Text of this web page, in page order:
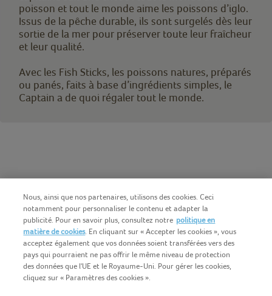
poisson et tout le monde aime les poissons d’iglo.
Issus de la pêche durable, ils sont surgelés dès leur
sortie de la mer pour préserver toute leur fraîcheur
et leur qualité.
Avec les Fish Sticks, les poissons natures, préparés
ou panés, faits à base d’ingrédients simples, le
Captain a de quoi régaler tout le monde.
Nous, ainsi que nos partenaires, utilisons des cookies. Ceci
notamment pour personnaliser le contenu et adapter la
publicité. Pour en savoir plus, consultez notre politique en
matière de cookies. En cliquant sur « Accepter les cookies », vous
acceptez également que vos données soient transférées vers des
pays qui pourraient ne pas offrir le même niveau de protection
des données que l'UE et le Royaume-Uni. Pour gérer les cookies,
cliquez sur « Paramètres des cookies ».